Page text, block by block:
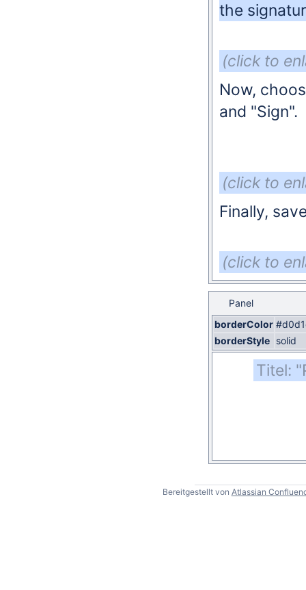
the
(click to
Now,
and "Sign".
(click to
Finally,
(click to
Panel
borderColor
borderStyle solid
Titel:
Bereitgestellt von Atlassian